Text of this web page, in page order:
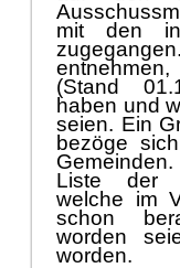
mit den
(Stand
haben und
seien. Ein
bezöge
Liste der
welche im
schon
worden
worden.